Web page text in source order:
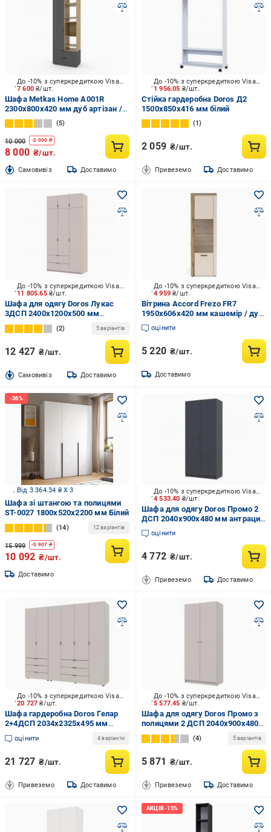
7 600₴/шт.
До -10% з суперкредиткою Visa Вигода
Шафа Metkas Home A001R
2300х800х420 мм дуб артізан /
антрацит
5
10 000 -2 000 ₴
8 000 ₴/шт.
Cамовивіз Доставимо
1 956.05 ₴/шт.
До -10% з суперкредиткою Visa Вигода
Стійка гардеробна Doros Д2
1500х850х416 мм білий
1
2 059 ₴/шт.
Привеземо Доставимо
11 805.65 ₴/шт.
До -10% з суперкредиткою Visa Вигода
Шафа для одягу Doros Лукас
3ДСП 2400х1200х500 мм
кашемір
2 5 варіантів
12 427 ₴/шт.
Cамовивіз Доставимо
4 959₴/шт.
До -10% з суперкредиткою Visa Вигода
Вітрина Accord Frezo FR7
1950х606х420 мм кашемір / дуб
евок прибережний / кашемір
оцінити
5 220 ₴/шт.
Доставимо
Від 3 364.34 ₴ X 3
Шафа зі штангою та полицями
ST-0027 1800х520х2200 мм Білий
14 12 варіантів
15 999 -5 907 ₴
10 092 ₴/шт.
Доставимо
4 533.40 ₴/шт.
До -10% з суперкредиткою Visa Вигода
Шафа для одягу Doros Промо 2
ДСП 2040х900х480 мм антрацит
/ антрацит
оцінити
4 772 ₴/шт.
Привеземо Доставимо
20 727₴/шт.
До -10% з суперкредиткою Visa Вигода
Шафа гардеробна Doros Гелар
2+4ДСП 2034х2325х495 мм
кашемір /
оцінити 4 варіанти
21 727 ₴/шт.
Привеземо Доставимо
5 577.45 ₴/шт.
До -10% з суперкредиткою Visa Вигода
Шафа для одягу Doros Промо з
полицями 2 ДСП 2040х900х480
мм кашемір / кашемір
4 5 варіантів
5 871 ₴/шт.
Привеземо Доставимо